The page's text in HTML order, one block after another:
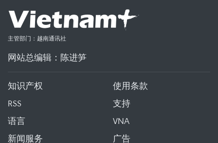
主管部门：越南通讯社
网站总编辑：陈进笋
知识产权
使用条款
RSS
支持
语言
VNA
新闻服务
广告